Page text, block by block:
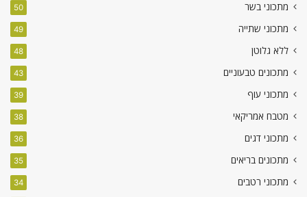
מתכוני בשר 50
מתכוני שתייה 49
ללא גלוטן 48
מתכונים טבעוניים 43
מתכוני עוף 39
מטבח אמריקאי 38
מתכוני דגים 36
מתכונים בריאים 35
מתכוני רטבים 34